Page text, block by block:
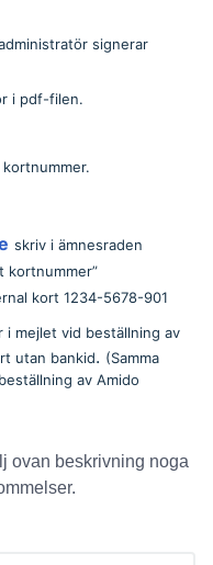
signerar
i pdf-filen.
kortnummer.
skriv i ämnesraden
kortnummer”
kort 1234-5678-901
i mejlet vid beställning av
utan bankid. (Samma
av Amido
ovan beskrivning noga